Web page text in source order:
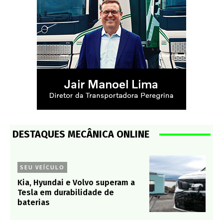
DESTAQUES MECÂNICA ONLINE
SEU VEÍCULO
Kia, Hyundai e Volvo superam a
Tesla em durabilidade de
baterias